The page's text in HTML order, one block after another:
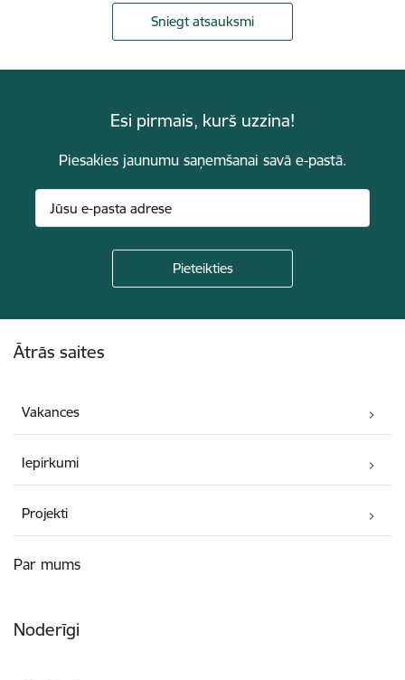
Sniegt atsauksmi
Esi pirmais, kurš uzzina!
Piesakies jaunumu saņemšanai savā e-pastā.
Ātrās saites
Vakances
Iepirkumi
Projekti
Par mums
Noderīgi